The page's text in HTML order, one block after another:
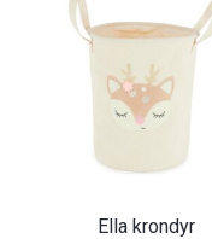
Ella krondyr